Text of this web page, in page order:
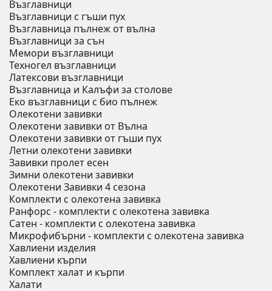
Възглавници
Възглавници с гъши пух
Възглавница пълнеж от вълна
Възглавници за сън
Мемори възглавници
Техногел възглавници
Латексови възглавници
Възглавница и Калъфи за столове
Еко възглавници с био пълнеж
Олекотени завивки
Олекотени завивки от Вълна
Олекотени завивки от гъши пух
Летни олекотени завивки
Завивки пролет есен
Зимни олекотени завивки
Олекотени Завивки 4 сезона
Комплекти с олекотена завивка
Ранфорс - комплекти с олекотена завивка
Сатен - комплекти с олекотена завивка
Микрофибърни - комплекти с олекотена завивка
Хавлиени изделия
Хавлиени кърпи
Комплект халат и кърпи
Халати